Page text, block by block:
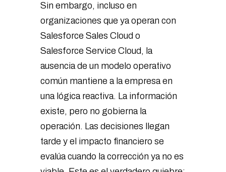
Sin embargo, incluso en
organizaciones que ya operan con
Salesforce Sales Cloud o
Salesforce Service Cloud, la
ausencia de un modelo operativo
común mantiene a la empresa en
una lógica reactiva. La información
existe, pero no gobierna la
operación. Las decisiones llegan
tarde y el impacto financiero se
evalúa cuando la corrección ya no es